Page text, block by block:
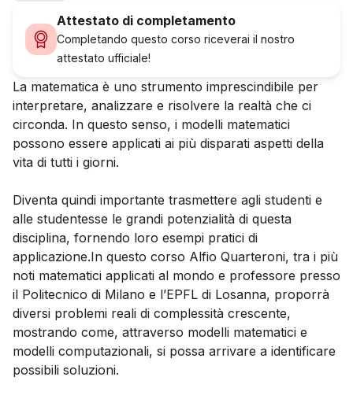
Attestato di completamento
Completando questo corso riceverai il nostro
attestato ufficiale!
La matematica è uno strumento imprescindibile per
interpretare, analizzare e risolvere la realtà che ci
circonda. In questo senso, i modelli matematici
possono essere applicati ai più disparati aspetti della
vita di tutti i giorni.
Diventa quindi importante trasmettere agli studenti e
alle studentesse le grandi potenzialità di questa
disciplina, fornendo loro esempi pratici di
applicazione.In questo corso Alfio Quarteroni, tra i più
noti matematici applicati al mondo e professore presso
il Politecnico di Milano e l’EPFL di Losanna, proporrà
diversi problemi reali di complessità crescente,
mostrando come, attraverso modelli matematici e
modelli computazionali, si possa arrivare a identificare
possibili soluzioni.